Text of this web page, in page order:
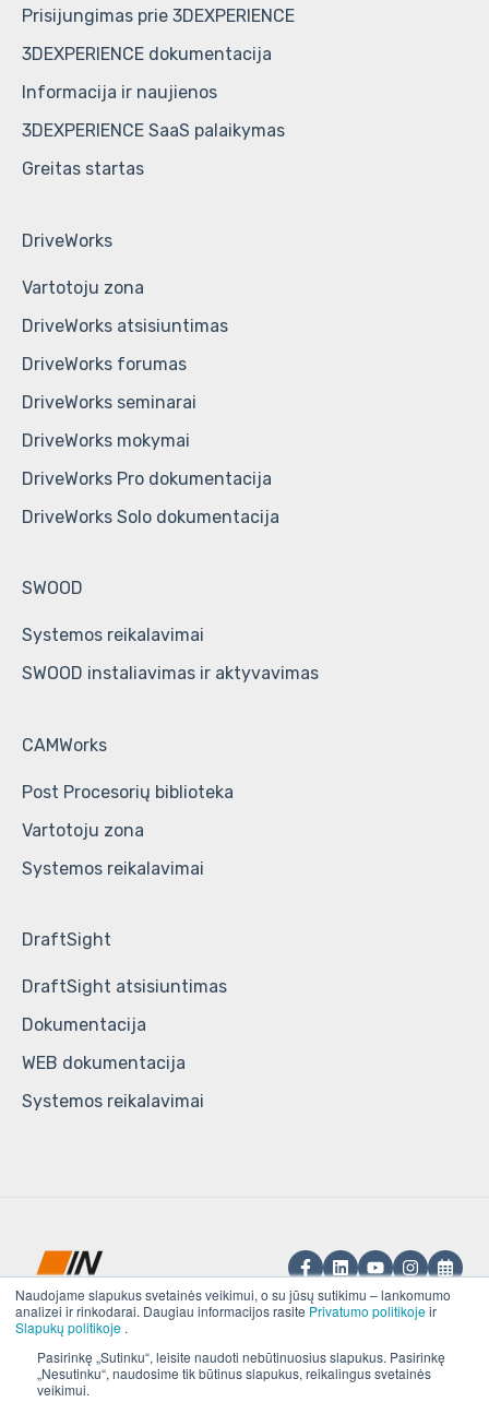
Naudojame slapukus svetainės veikimui, o su jūsų sutikimu – lankomumo
analizei ir rinkodarai. Daugiau informacijos rasite Privatumo politikojeir
Slapukų politikoje .
Pasirinkę „Sutinku“, leisite naudoti nebūtinuosius slapukus. Pasirinkę
„Nesutinku“, naudosime tik būtinus slapukus, reikalingus svetainės
veikimui.
Prisijungimas prie 3DEXPERIENCE
3DEXPERIENCE dokumentacija
Informacija ir naujienos
3DEXPERIENCE SaaS palaikymas
Greitas startas
DriveWorks
Vartotoju zona
DriveWorks atsisiuntimas
DriveWorks forumas
DriveWorks seminarai
DriveWorks mokymai
DriveWorks Pro dokumentacija
DriveWorks Solo dokumentacija
SWOOD
Systemos reikalavimai
SWOOD instaliavimas ir aktyvavimas
CAMWorks
Post Procesorių biblioteka
Vartotoju zona
Systemos reikalavimai
DraftSight
DraftSight atsisiuntimas
Dokumentacija
WEB dokumentacija
Systemos reikalavimai
Kompiuterinio
projektavimo
Visos teisės saugomos ©